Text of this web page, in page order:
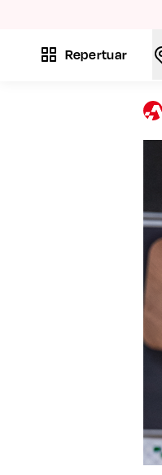
Repertuar